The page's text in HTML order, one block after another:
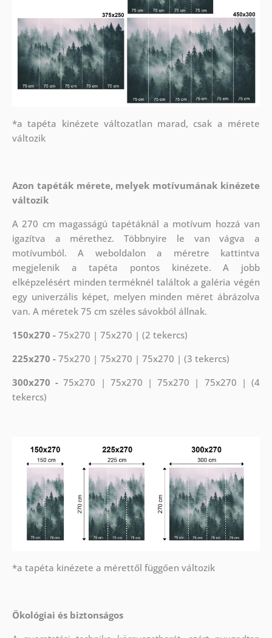
*a tapéta kinézete változatlan marad, csak a mérete
változik
Azon tapéták mérete, melyek motívumának kinézete
változik
A 270 cm magasságú tapétáknál a motívum hozzá van
igazítva a mérethez. Többnyire le van vágva a
motívumból. A weboldalon a méretre kattintva
megjelenik a tapéta pontos kinézete. A jobb
elképzelésért minden terméknél találtok a galéria végén
egy univerzális képet, melyen minden méret ábrázolva
van. A méretek 75 cm széles sávokból állnak.
150x270 -75x270 | 75x270 | (2 tekercs)
225x270 -75x270 | 75x270 | 75x270 | (3 tekercs)
300x270 -75x270 | 75x270 | 75x270 | 75x270 | (4
tekercs)
*a tapéta kinézete a mérettől függően változik
Ökológiai és biztonságos